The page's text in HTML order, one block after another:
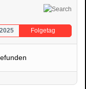
Folgetag